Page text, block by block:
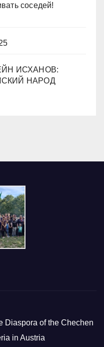
соседей!
ИСХАНОВ:
НАРОД
Diaspora of the Chechen
in Austria